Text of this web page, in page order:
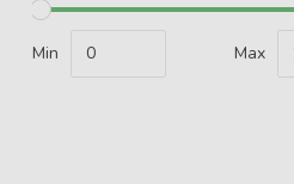
Min Max